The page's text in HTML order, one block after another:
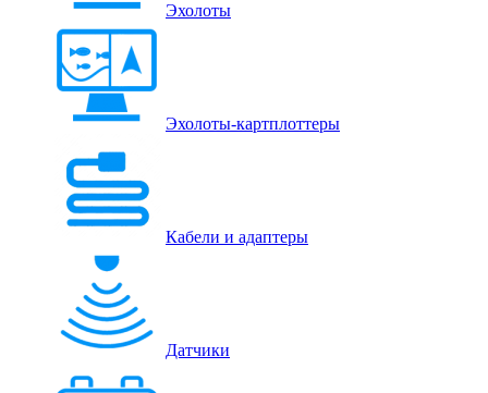
Эхолоты
Эхолоты-картплоттеры
Кабели и адаптеры
Датчики